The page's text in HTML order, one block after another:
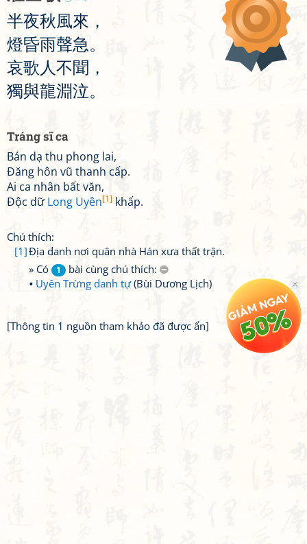
半夜秋風來 ，
燈昏雨聲急。
哀歌 人不聞 ，
獨與龍淵泣。
Tráng sĩ ca
Bán dạ thu phong lai,
Đăng hôn vũ thanh cấp.
Ai ca nhân bất văn,
Độc dữ Long Uyên[1] khấp.
Chú thích:
[1]Địa danh nơi quân nhà Hán xưa thất trận.
» Có
1
bài cùng chú thích:
Uyên Trừng danh tự(Bùi Dương Lịch)
[Thông tin 1 nguồn tham khảo đã được ẩn]